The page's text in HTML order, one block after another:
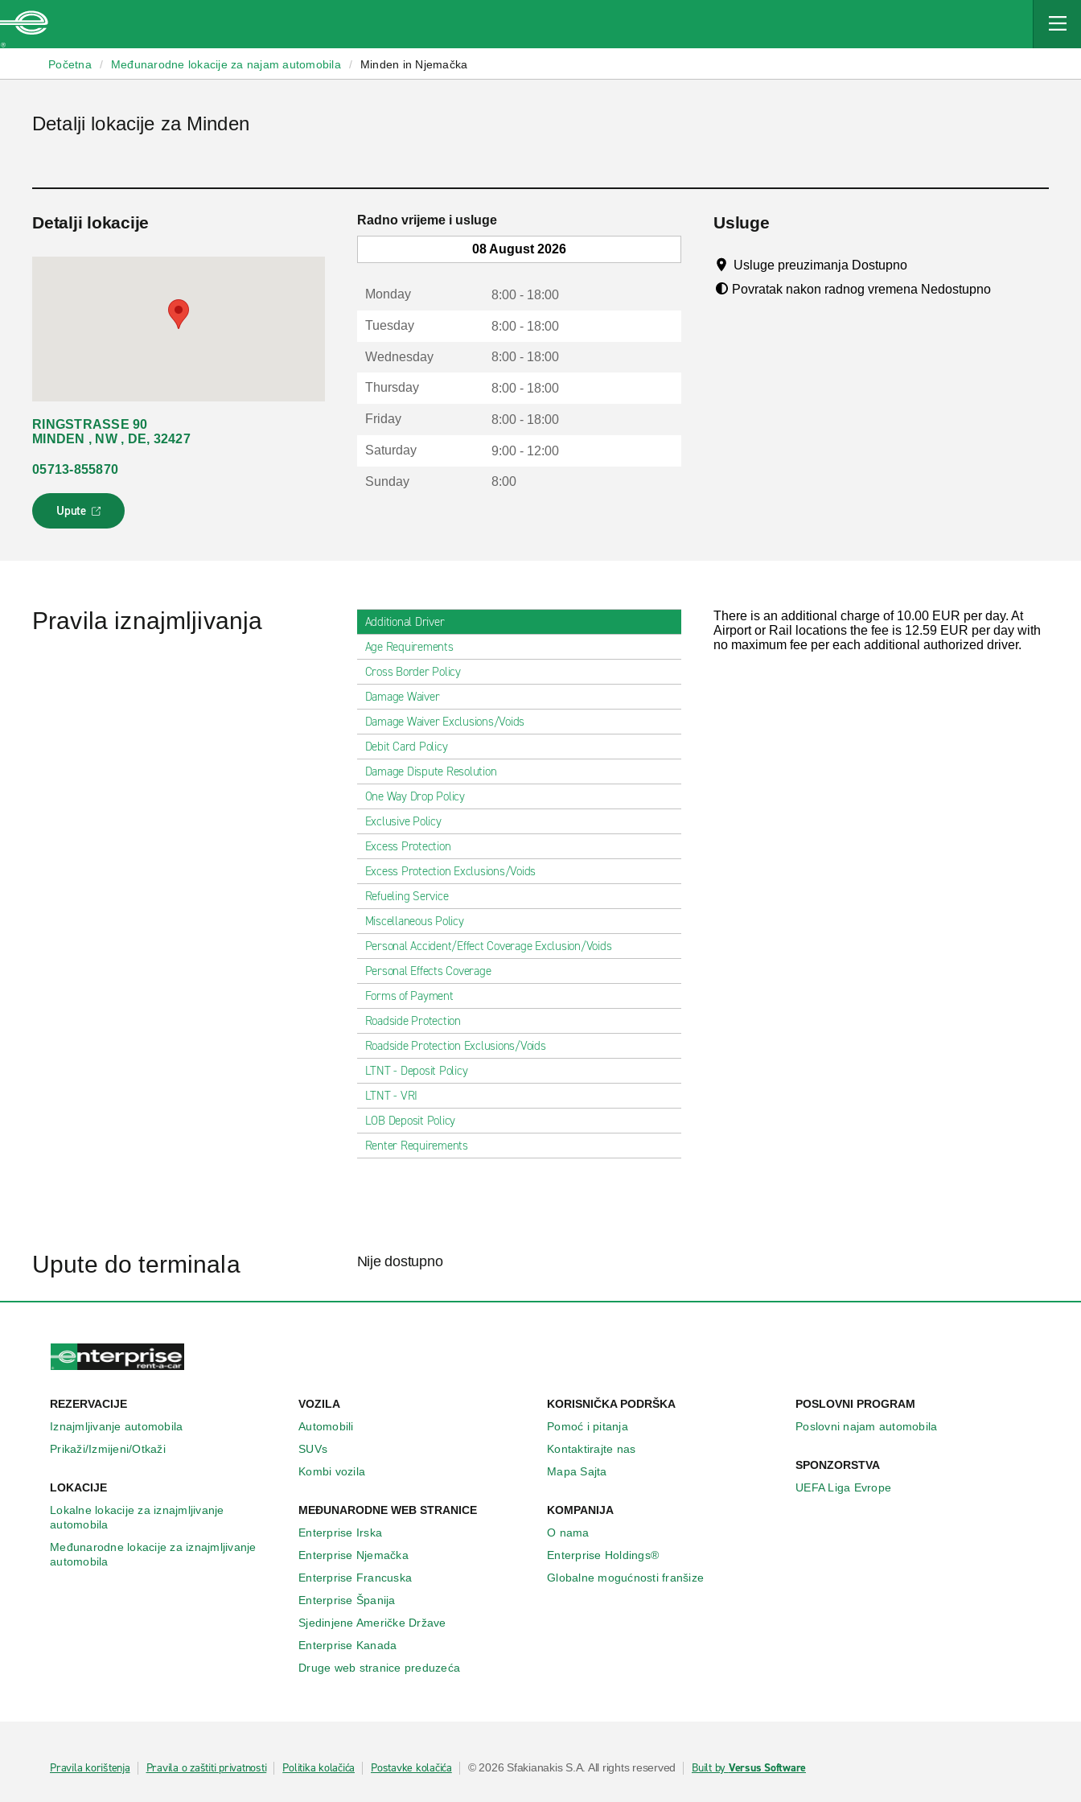
Početna / Međunarodne lokacije za najam automobila / Minden in Njemačka
Detalji lokacije za Minden
Detalji lokacije
RINGSTRASSE 90
MINDEN , NW , DE, 32427
05713-855870
Upute
L
i
t
Radno vrijeme i usluge
08 August 2026
Monday 8:00 - 18:00
Tuesday 8:00 - 18:00
Wednesday 8:00 - 18:00
Thursday 8:00 - 18:00
Friday 8:00 - 18:00
Saturday 9:00 - 12:00
Sunday 8:00
Usluge
Usluge preuzimanja Dostupno
Povratak nakon radnog vremena Nedostupno
Pravila iznajmljivanja
Additional Driver
Age Requirements
Cross Border Policy
Damage Waiver
Damage Waiver Exclusions/Voids
Debit Card Policy
Damage Dispute Resolution
One Way Drop Policy
Exclusive Policy
Excess Protection
Excess Protection Exclusions/Voids
Refueling Service
Miscellaneous Policy
Personal Accident/Effect Coverage Exclusion/Voids
Personal Effects Coverage
Forms of Payment
Roadside Protection
Roadside Protection Exclusions/Voids
LTNT - Deposit Policy
LTNT - VRI
LOB Deposit Policy
Renter Requirements
There is an additional charge of 10.00 EUR per day. At
Airport or Rail locations the fee is 12.59 EUR per day with
no maximum fee per each additional authorized driver.
Upute do terminala Nije dostupno
REZERVACIJE
Iznajmljivanje automobila
Prikaži/Izmijeni/Otkaži
LOKACIJE
Lokalne lokacije za iznajmljivanje
automobila
Međunarodne lokacije za iznajmljivanje
automobila
VOZILA
Automobili
SUVs
Kombi vozila
MEĐUNARODNE WEB STRANICE
Enterprise Irska
Enterprise Njemačka
Enterprise Francuska
Enterprise Španija
Sjedinjene Američke Države
Enterprise Κanada
Druge web stranice preduzeća
KORISNIČKA PODRŠKA
Pomoć i pitanja
Kontaktirajte nas
Mapa Sajta
KOMPANIJA
O nama
Enterprise Holdings®
Globalne mogućnosti franšize
POSLOVNI PROGRAM
Poslovni najam automobila
SPONZORSTVA
UEFA Liga Evrope
Pravila korištenja Pravila o zaštiti privatnosti Politika kolačića Postavke kolačića © 2026 Sfakianakis S.A. All rights reserved Built by Versus Software